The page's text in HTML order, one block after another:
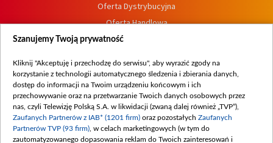
Oferta Dystrybucyjna
Oferta Handlowa
Dostępność
Procedura zgłoszeń wewnętrznych
Szanujemy Twoją prywatność
Kliknij "Akceptuję i przechodzę do serwisu", aby wyrazić zgody na
korzystanie z technologii automatycznego śledzenia i zbierania danych,
dostęp do informacji na Twoim urządzeniu końcowym i ich
przechowywanie oraz na przetwarzanie Twoich danych osobowych przez
nas, czyli Telewizję Polską S.A. w likwidacji (zwaną dalej również „TVP”),
Zaufanych Partnerów z IAB* (1201 firm) oraz pozostałych Zaufanych
Partnerów TVP (93 firm) , w celach marketingowych (w tym do
zautomatyzowanego dopasowania reklam do Twoich zainteresowań i